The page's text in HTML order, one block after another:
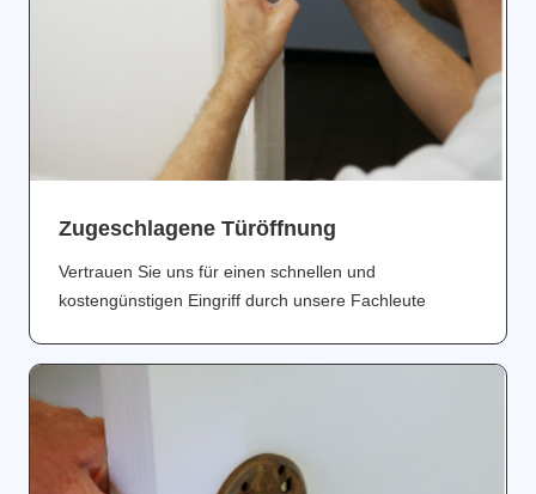
Zugeschlagene Türöffnung
Vertrauen Sie uns für einen schnellen und
kostengünstigen Eingriff durch unsere Fachleute